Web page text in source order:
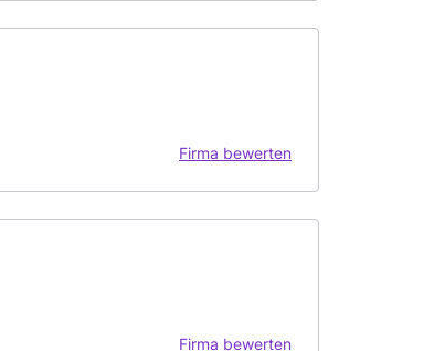
Firma bewerten
Firma bewerten